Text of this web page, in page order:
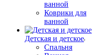
ванной
Коврики для
ванной
Детская и детское
Спальня